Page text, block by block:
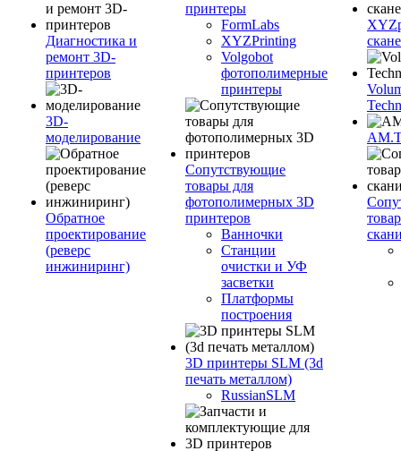
Диагностика и
ремонт 3D-
принтеров
3D-
моделирование
Обратное
проектирование
(реверс
инжиниринг)
принтеры
FormLabs
XYZPrinting
Volgobot
фотополимерные
принтеры
Сопутствующие
товары для
фотополимерных 3D
принтеров
Ванночки
Станции
очистки и УФ
засветки
Платформы
построения
3D принтеры SLM (3d
печать металлом)
RussianSLM